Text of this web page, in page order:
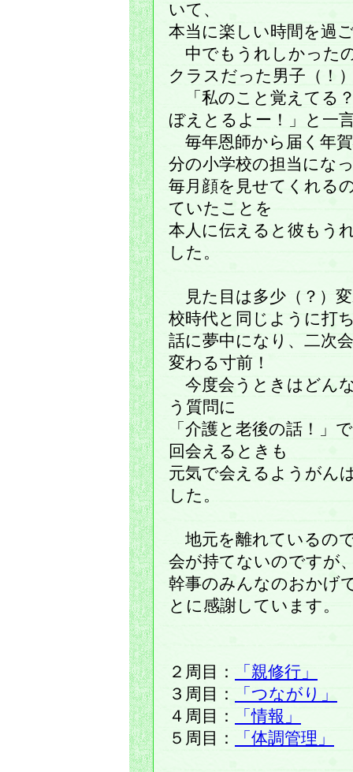
いて、
本当に楽しい時間を過
中でもうれしかった
クラスだった男子（！
「私のこと覚えてる
ぼえとるよー！」と一
毎年恩師から届く年
分の小学校の担当にな
毎月顔を見せてくれる
ていたことを
本人に伝えると彼もう
した。
見た目は多少（？）
校時代と同じように打
話に夢中になり、二次
変わる寸前！
今度会うときはどん
う質問に
「介護と老後の話！」
回会えるときも
元気で会えるようがん
した。
地元を離れているの
会が持てないのですが
幹事のみんなのおかげ
とに感謝しています。
２周目：
「親修行」
３周目：
「つながり」
４周目：
「情報」
５周目：
「体調管理」